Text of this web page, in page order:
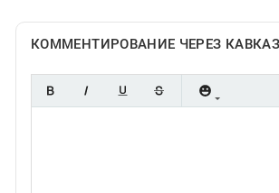
КОММЕНТИРОВАНИЕ ЧЕРЕЗ